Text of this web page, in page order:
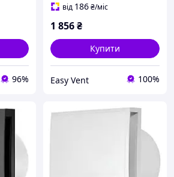
96%
від 186₴/міс
1 856₴
Купити
Easy Vent 100%